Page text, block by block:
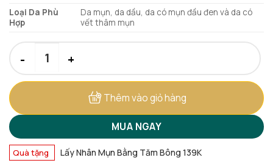
Loại Da Phù
Hợp
Da mụn, da dầu, da có mụn đầu đen và da có
vết thâm mụn
Thêm vào giỏ hàng
MUA NGAY
Quà tặng Lấy Nhân Mụn Bằng Tăm Bông 139K